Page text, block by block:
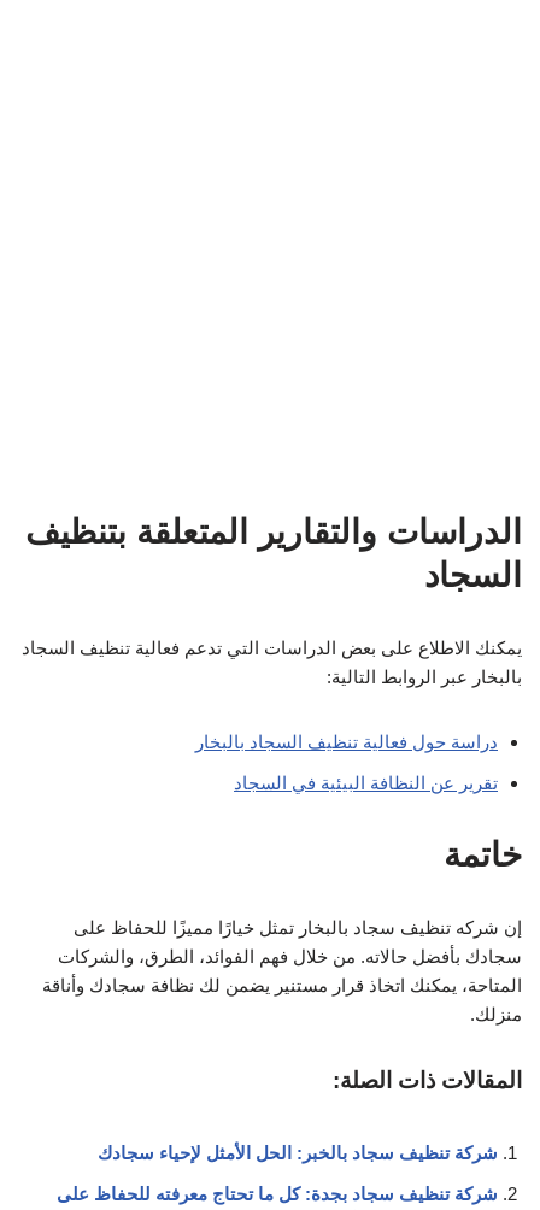
الدراسات والتقارير المتعلقة بتنظيف
السجاد
يمكنك الاطلاع على بعض الدراسات التي تدعم فعالية تنظيف السجاد
بالبخار عبر الروابط التالية:
دراسة حول فعالية تنظيف السجاد بالبخار
تقرير عن النظافة البيئية في السجاد
خاتمة
إن شركه تنظيف سجاد بالبخار تمثل خيارًا مميزًا للحفاظ على
سجادك بأفضل حالاته. من خلال فهم الفوائد، الطرق، والشركات
المتاحة، يمكنك اتخاذ قرار مستنير يضمن لك نظافة سجادك وأناقة
منزلك.
المقالات ذات الصلة:
شركة تنظيف سجاد بالخبر: الحل الأمثل لإحياء سجادك
شركة تنظيف سجاد بجدة: كل ما تحتاج معرفته للحفاظ على